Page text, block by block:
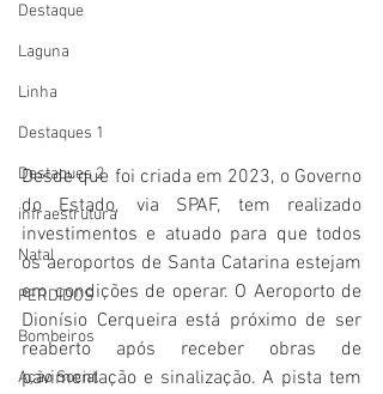
Destaque
Laguna
Linha
Destaques 1
Destaques 2
infraestrutura
Natal
PERDIDOS
Bombeiros
Ação Social
Desde que foi criada em 2023, o Governo
do Estado, via SPAF, tem realizado
investimentos e atuado para que todos
os aeroportos de Santa Catarina estejam
em condições de operar. O Aeroporto de
Dionísio Cerqueira está próximo de ser
reaberto após receber obras de
pavimentação e sinalização. A pista tem